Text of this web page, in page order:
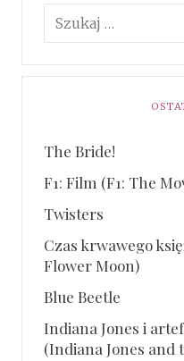
The Bride!
F1: Film (F1: The
Twisters
Czas krwawego
Flower Moon)
Blue Beetle
Indiana Jones i
(Indiana Jones and